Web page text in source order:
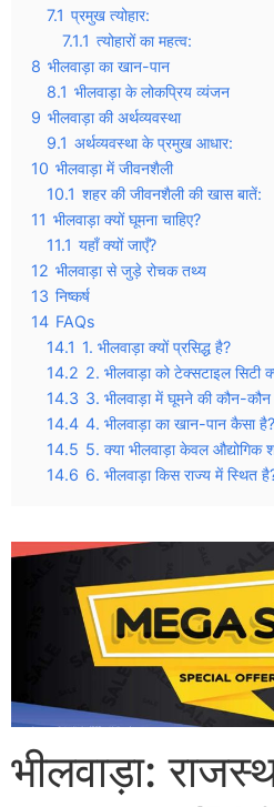
7.1 प्रमुख त्योहार:
7.1.1 त्योहारों का महत्व:
8 भीलवाड़ा का खान-पान
8.1 भीलवाड़ा के लोकप्रिय व्यंजन
9 भीलवाड़ा की अर्थव्यवस्था
9.1 अर्थव्यवस्था के प्रमुख आधार:
10 भीलवाड़ा में जीवनशैली
10.1 शहर की जीवनशैली की खास बातें:
11 भीलवाड़ा क्यों घूमना चाहिए?
11.1 यहाँ क्यों जाएँ?
12 भीलवाड़ा से जुड़े रोचक तथ्य
13 निष्कर्ष
14 FAQs
14.1 1. भीलवाड़ा क्यों प्रसिद्ध है?
14.2 2. भीलवाड़ा को टेक्सटाइल सिटी
14.3 3. भीलवाड़ा में घूमने की कौन-
14.4 4. भीलवाड़ा का खान-पान कैसा है?
14.5 5. क्या भीलवाड़ा केवल औद्योगिक
14.6 6. भीलवाड़ा किस राज्य में स्थित
भीलवाड़ा: